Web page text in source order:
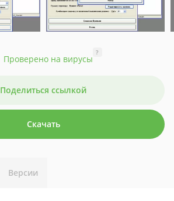
Проверено на вирусы
?
Поделиться ссылкой
Скачать
Версии